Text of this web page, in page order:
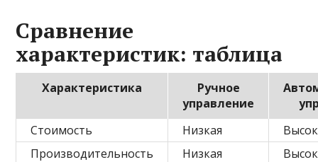
Сравнение
характеристик: таблица
Характеристика
Ручное
управление
Стоимость
Низкая
Производительность
Низкая